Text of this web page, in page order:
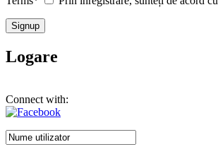
Logare
Connect with: